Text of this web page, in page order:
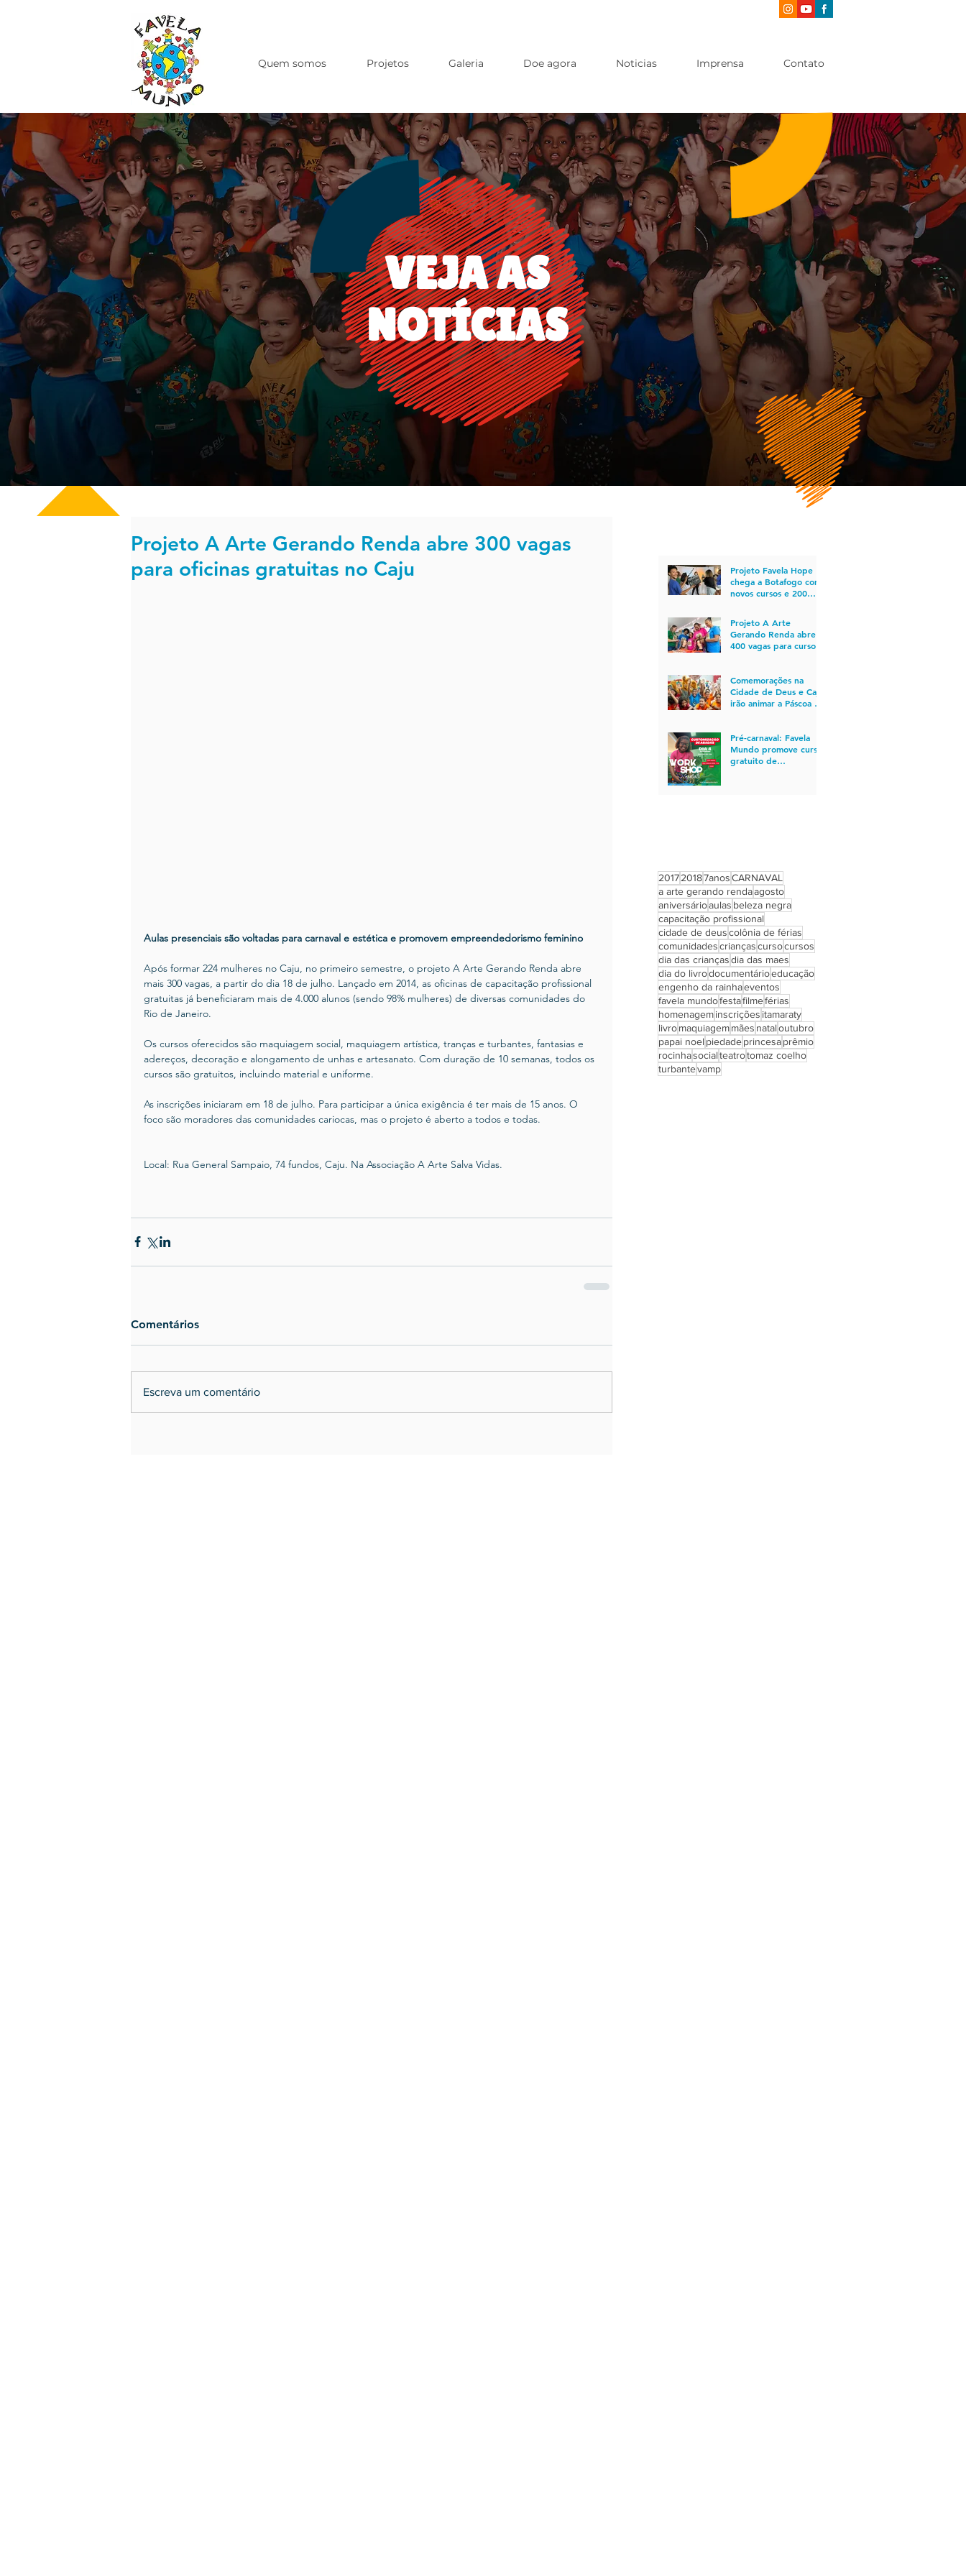
Quem somos Projetos Galeria Doe agora Noticias Imprensa Contato
VEJA AS
NOTÍCIAS
Projeto A Arte Gerando Renda abre 300 vagas
para oficinas gratuitas no Caju
Aulas presenciais são voltadas para carnaval e estética e promovem empreendedorismo feminino
Após formar 224 mulheres no Caju, no primeiro semestre, o projeto A Arte Gerando Renda abre
mais 300 vagas, a partir do dia 18 de julho. Lançado em 2014, as oficinas de capacitação profissional
gratuitas já beneficiaram mais de 4.000 alunos (sendo 98% mulheres) de diversas comunidades do
Rio de Janeiro.
Os cursos oferecidos são maquiagem social, maquiagem artística, tranças e turbantes, fantasias e
adereços, decoração e alongamento de unhas e artesanato. Com duração de 10 semanas, todos os
cursos são gratuitos, incluindo material e uniforme.
As inscrições iniciaram em 18 de julho. Para participar a única exigência é ter mais de 15 anos. O
foco são moradores das comunidades cariocas, mas o projeto é aberto a todos e todas.
Local: Rua General Sampaio, 74 fundos, Caju. Na Associação A Arte Salva Vidas.
Comentários
Escreva um comentário
Projeto Favela Hope
chega a Botafogo com
novos cursos e 200
audiovisual
Projeto A Arte
Gerando Renda abre
400 vagas para cursos
no Rio
Comemorações na
Cidade de Deus e Caju
irão animar a Páscoa de
Pré-carnaval: Favela
Mundo promove curso
gratuito de
201720187anosCARNAVAL
a arte gerando rendaagosto
aniversárioaulas beleza negra
capacitação profissional
cidade de deuscolônia de férias
comunidadescriançascursocursos
dia das criançasdia das maes
dia do livrodocumentárioeducação
engenho da rainhaeventos
favela mundofestafilmeférias
homenageminscrições itamaraty
livromaquiagemmães nataloutubro
papai noel piedadeprincesaprêmio
rocinhasocialteatrotomaz coelho
turbantevamp